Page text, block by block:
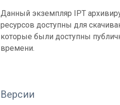
Данный экземпляр IPT
ресурсов доступны для
которые были доступны
времени.
Версии